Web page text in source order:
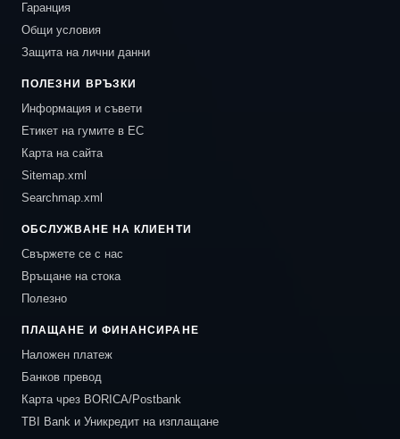
Гаранция
Общи условия
Защита на лични данни
ПОЛЕЗНИ ВРЪЗКИ
Информация и съвети
Етикет на гумите в ЕС
Карта на сайта
Sitemap.xml
Searchmap.xml
ОБСЛУЖВАНЕ НА КЛИЕНТИ
Свържете се с нас
Връщане на стока
Полезно
ПЛАЩАНЕ И ФИНАНСИРАНЕ
Наложен платеж
Банков превод
Карта чрез BORICA/Postbank
TBI Bank и Уникредит на изплащане